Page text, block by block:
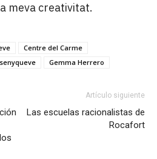
meva creativitat.
Centre del Carme
Gemma Herrero
Artículo siguiente
Las escuelas racionalistas de
Rocafort